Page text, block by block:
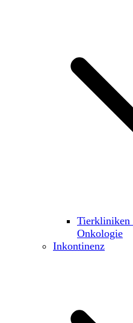
Tierkliniken
Onkologie
Inkontinenz